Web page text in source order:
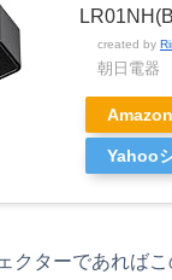
created by
朝日電器
Amazon
Yahoo
クターであれば